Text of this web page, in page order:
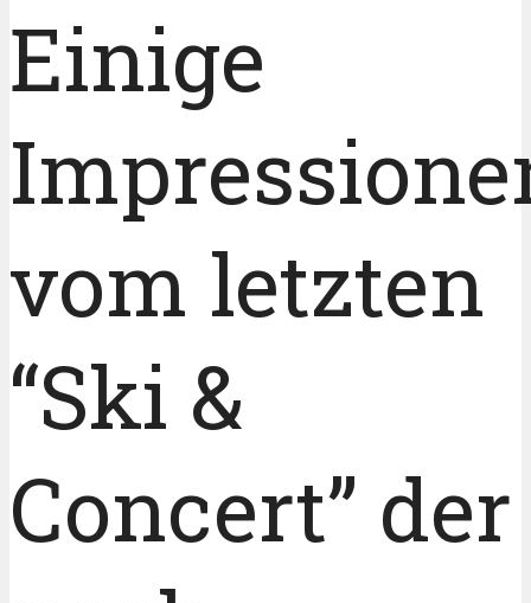
Einige
vom letzten
“Ski &
Concert” der